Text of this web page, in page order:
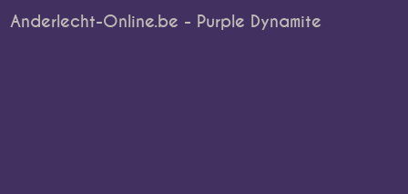
Anderlecht-Online.be - Purple Dynamite